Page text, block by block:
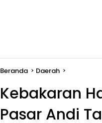
Beranda Daerah
Kebakaran
Pasar Andi